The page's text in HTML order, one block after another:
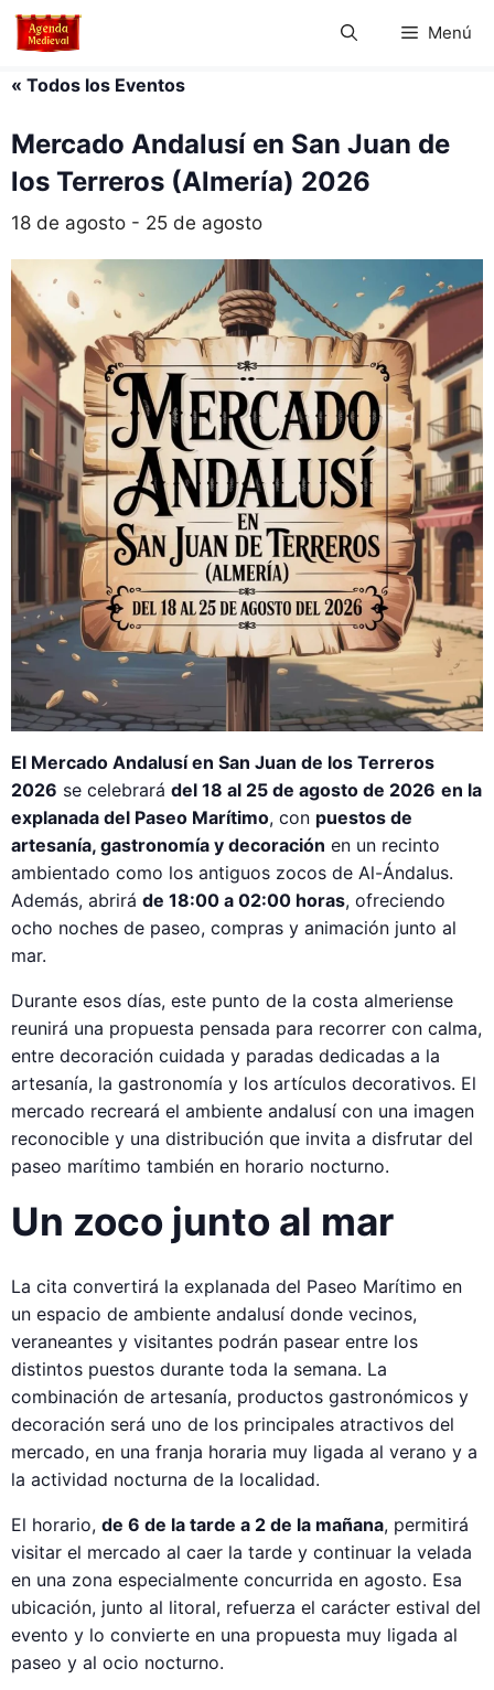
Saltar
Menú
« Todos los Eventos
Mercado Andalusí en San Juan de
los Terreros (Almería) 2026
18 de agosto - 25 de agosto
El Mercado Andalusí en San Juan de los Terreros
2026 se celebrará del 18 al 25 de agosto de 2026 en la
explanada del Paseo Marítimo, con puestos de
artesanía, gastronomía y decoración en un recinto
ambientado como los antiguos zocos de Al-Ándalus.
Además, abrirá de 18:00 a 02:00 horas, ofreciendo
ocho noches de paseo, compras y animación junto al
mar.
Durante esos días, este punto de la costa almeriense
reunirá una propuesta pensada para recorrer con calma,
entre decoración cuidada y paradas dedicadas a la
artesanía, la gastronomía y los artículos decorativos. El
mercado recreará el ambiente andalusí con una imagen
reconocible y una distribución que invita a disfrutar del
paseo marítimo también en horario nocturno.
Un zoco junto al mar
La cita convertirá la explanada del Paseo Marítimo en
un espacio de ambiente andalusí donde vecinos,
veraneantes y visitantes podrán pasear entre los
distintos puestos durante toda la semana. La
combinación de artesanía, productos gastronómicos y
decoración será uno de los principales atractivos del
mercado, en una franja horaria muy ligada al verano y a
la actividad nocturna de la localidad.
El horario, de 6 de la tarde a 2 de la mañana, permitirá
visitar el mercado al caer la tarde y continuar la velada
en una zona especialmente concurrida en agosto. Esa
ubicación, junto al litoral, refuerza el carácter estival del
evento y lo convierte en una propuesta muy ligada al
paseo y al ocio nocturno.